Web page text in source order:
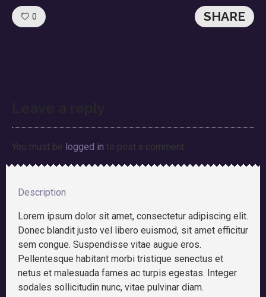
0 Like! SHARE
You must be logged in to post a comment.
Description
Lorem ipsum dolor sit amet, consectetur adipiscing elit.
Donec blandit justo vel libero euismod, sit amet efficitur
sem congue. Suspendisse vitae augue eros.
Pellentesque habitant morbi tristique senectus et
netus et malesuada fames ac turpis egestas. Integer
sodales sollicitudin nunc, vitae pulvinar diam.